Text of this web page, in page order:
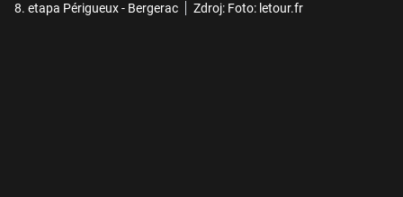
8. etapa Périgueux - Bergerac Zdroj: Foto: letour.fr